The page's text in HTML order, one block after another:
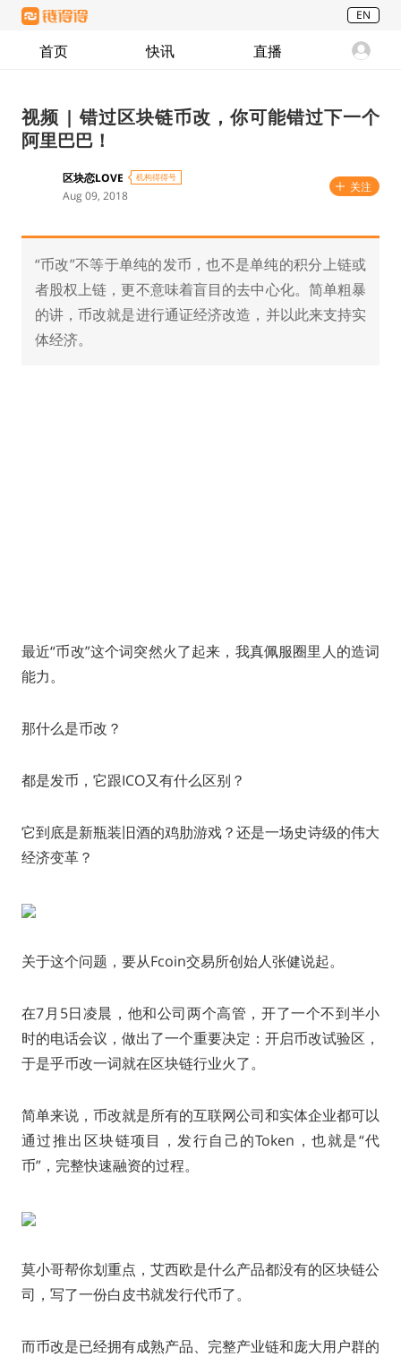
EN
首页 快讯 直播
视频 | 错过区块链币改，你可能错过下一个
阿里巴巴！
区块恋LOVE 机构得得号
Aug 09, 2018
关注
“币改”不等于单纯的发币，也不是单纯的积分上链或
者股权上链，更不意味着盲目的去中心化。简单粗暴
的讲，币改就是进行通证经济改造，并以此来支持实
体经济。
最近“币改”这个词突然火了起来，我真佩服圈里人的造词
能力。
那什么是币改？
都是发币，它跟ICO又有什么区别？
它到底是新瓶装旧酒的鸡肋游戏？还是一场史诗级的伟大
经济变革？
关于这个问题，要从Fcoin交易所创始人张健说起。
在7月5日凌晨，他和公司两个高管，开了一个不到半小
时的电话会议，做出了一个重要决定：开启币改试验区，
于是乎币改一词就在区块链行业火了。
简单来说，币改就是所有的互联网公司和实体企业都可以
通过推出区块链项目，发行自己的Token，也就是“代
币”，完整快速融资的过程。
莫小哥帮你划重点，艾西欧是什么产品都没有的区块链公
司，写了一份白皮书就发行代币了。
而币改是已经拥有成熟产品、完整产业链和庞大用户群的